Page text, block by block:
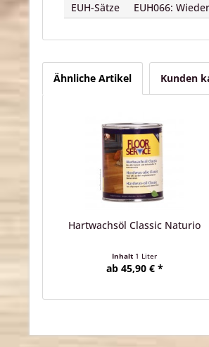
EUH-Sätze
EUH066:
Ähnliche Artikel Kunden
Hartwachsöl Classic Naturio
Inhalt 1 Liter
ab 45,90 € *